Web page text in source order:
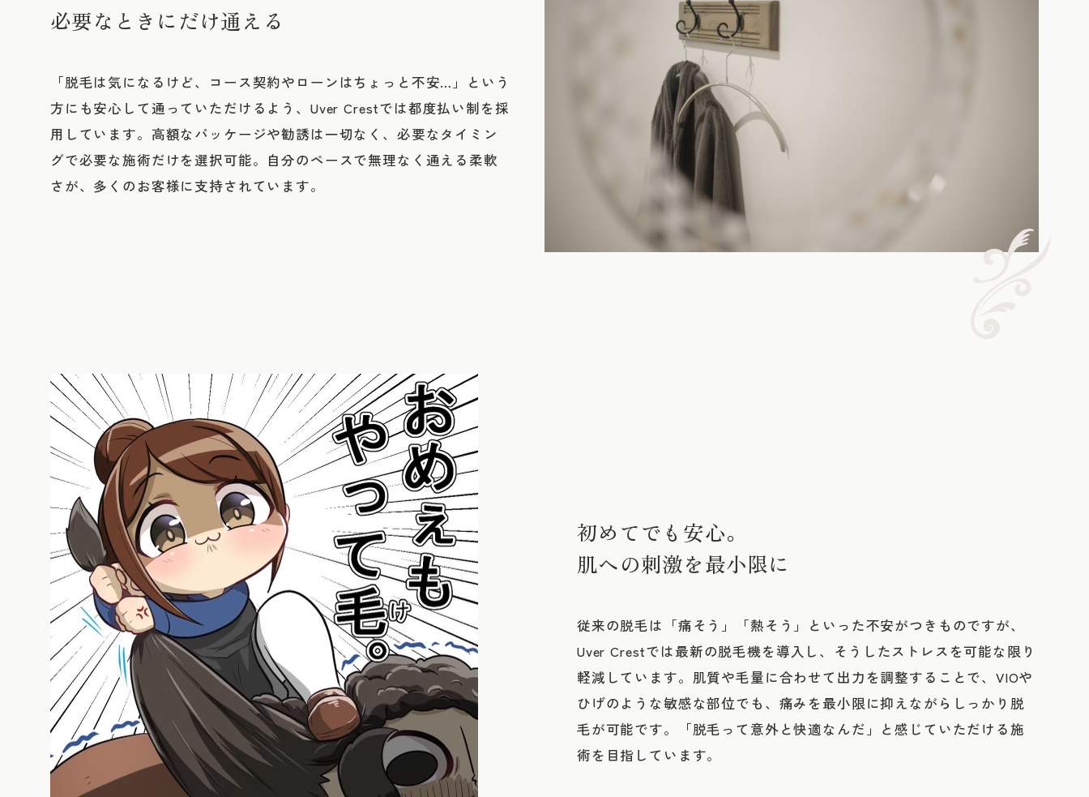
必要なときにだけ通える
「脱毛は気になるけど、コース契約やローンはちょっと不安…」という
方にも安心して通っていただけるよう、Uver Crestでは都度払い制を採
用しています。高額なパッケージや勧誘は一切なく、必要なタイミン
グで必要な施術だけを選択可能。自分のペースで無理なく通える柔軟
さが、多くのお客様に支持されています。
初めてでも安心。
肌への刺激を最小限に
従来の脱毛は「痛そう」「熱そう」といった不安がつきものですが、
Uver Crestでは最新の脱毛機を導入し、そうしたストレスを可能な限り
軽減しています。肌質や毛量に合わせて出力を調整することで、VIOや
ひげのような敏感な部位でも、痛みを最小限に抑えながらしっかり脱
毛が可能です。「脱毛って意外と快適なんだ」と感じていただける施
術を目指しています。